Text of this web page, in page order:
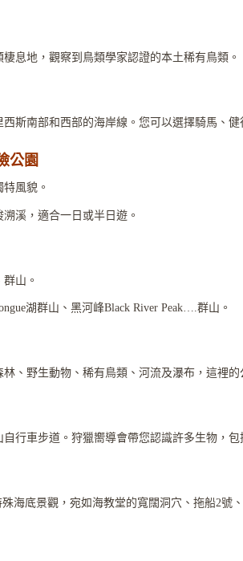
息地，觀察到鳥類學家認證的本土稀有鳥類。
斯南部和西部的海岸線。您可以選擇騎馬、
公園
風貌。
溪，適合一日或半日遊。
山。
湖群山、黑河峰Black River Peak….群山。
、野生動物、稀有鳥類、河流及瀑布，這裡
行車步道。狩獵嚮導會帶您認識許多生物，
海底景觀，宛如海教堂的寬闊洞穴、拖船2號